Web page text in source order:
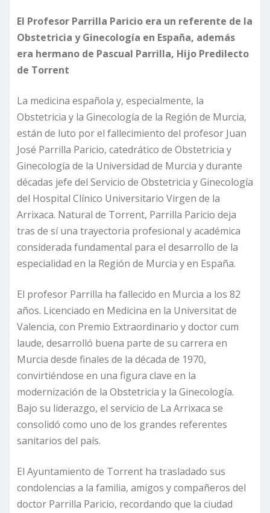
El Profesor Parrilla Paricio era un referente de la
Obstetricia y Ginecología en España, además
era hermano de Pascual Parrilla, Hijo Predilecto
de Torrent
La medicina española y, especialmente, la
Obstetricia y la Ginecología de la Región de Murcia,
están de luto por el fallecimiento del profesor Juan
José Parrilla Paricio, catedrático de Obstetricia y
Ginecología de la Universidad de Murcia y durante
décadas jefe del Servicio de Obstetricia y Ginecología
del Hospital Clínico Universitario Virgen de la
Arrixaca. Natural de Torrent, Parrilla Paricio deja
tras de sí una trayectoria profesional y académica
considerada fundamental para el desarrollo de la
especialidad en la Región de Murcia y en España.
El profesor Parrilla ha fallecido en Murcia a los 82
años. Licenciado en Medicina en la Universitat de
Valencia, con Premio Extraordinario y doctor cum
laude, desarrolló buena parte de su carrera en
Murcia desde finales de la década de 1970,
convirtiéndose en una figura clave en la
modernización de la Obstetricia y la Ginecología.
Bajo su liderazgo, el servicio de La Arrixaca se
consolidó como uno de los grandes referentes
sanitarios del país.
El Ayuntamiento de Torrent ha trasladado sus
condolencias a la familia, amigos y compañeros del
doctor Parrilla Paricio, recordando que la ciudad